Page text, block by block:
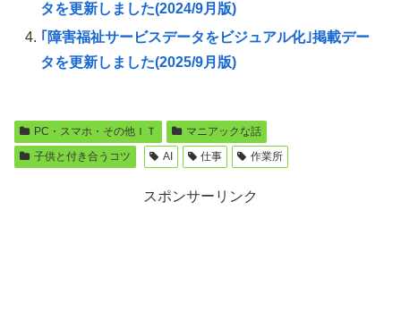
タを更新しました(2024/9月版)
｢障害福祉サービスデータをビジュアル化｣掲載デー
タを更新しました(2025/9月版)
PC・スマホ・その他ＩＴ
マニアックな話
子供と付き合うコツ
AI 仕事 作業所
スポンサーリンク